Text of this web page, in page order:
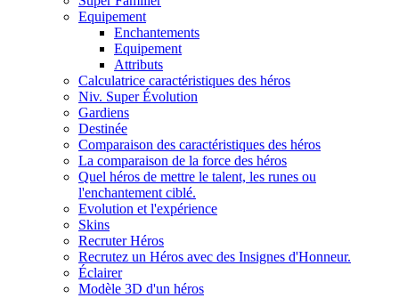
Equipement
Enchantements
Equipement
Attributs
Calculatrice caractéristiques des héros
Niv. Super Évolution
Gardiens
Destinée
Comparaison des caractéristiques des héros
La comparaison de la force des héros
Quel héros de mettre le talent, les runes ou
l'enchantement ciblé.
Evolution et l'expérience
Skins
Recruter Héros
Recrutez un Héros avec des Insignes d'Honneur.
Éclairer
Modèle 3D d'un héros